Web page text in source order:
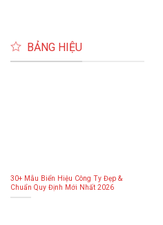
BẢNG HIỆU
30+ Mẫu Biển Hiệu Công Ty Đẹp &
Chuẩn Quy Định Mới Nhất 2026